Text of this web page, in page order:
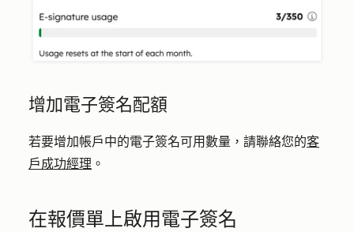
增加電子簽名配額
若要增加帳戶中的電子簽名可用數量，請聯絡您的客
戶成功經理 。
在報價單上啟用電子簽名